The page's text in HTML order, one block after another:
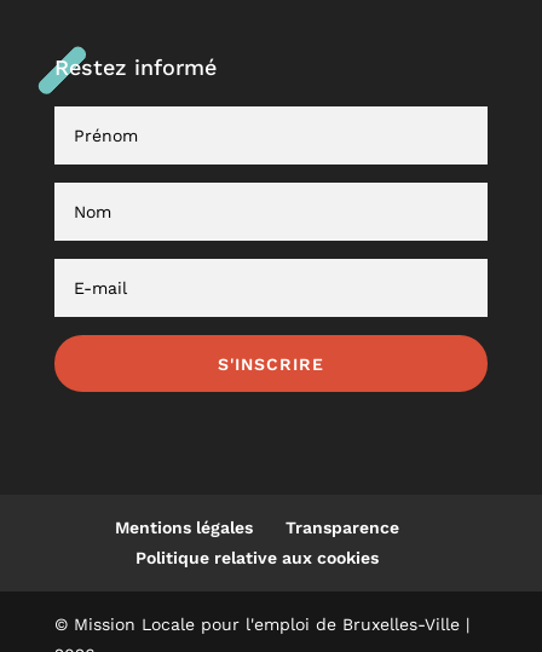
Restez informé
S'INSCRIRE
Mentions légales
Transparence
Politique relative aux cookies
© Mission Locale pour l'emploi de Bruxelles-Ville |